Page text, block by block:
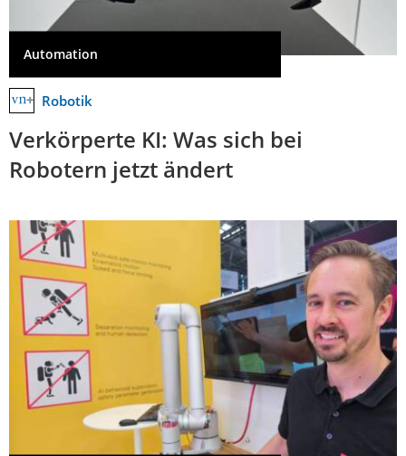
Automation
Robotik
Verkörperte KI: Was sich bei
Robotern jetzt ändert